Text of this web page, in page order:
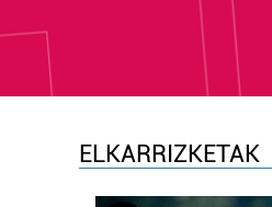
ELKARRIZKETAK